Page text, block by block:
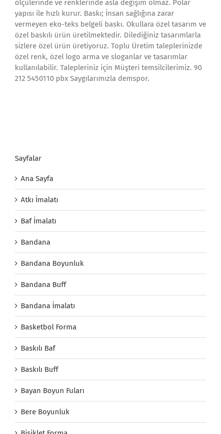
ölçülerinde ve renklerinde asla değişim olmaz. Polar
yapısı ile hızlı kurur. Baskı; İnsan sağlığına zarar
vermeyen eko-teks belgeli baskı. Okullara özel tasarım ve
özel baskılı ürün üretilmektedir. Dilediğiniz tasarımlarla
sizlere özel ürün üretiyoruz. Toplu Üretim taleplerinizde
özel renk, özel logo arma ve sloganlar ve tasarımlar
kullanılabilir. Talepleriniz için Müşteri temsilcilerimiz. 90
212 5450110 pbx Saygılarımızla demspor.
Sayfalar
Ana Sayfa
Atkı İmalatı
Baf İmalatı
Bandana
Bandana Boyunluk
Bandana Buff
Bandana İmalatı
Basketbol Forma
Baskılı Baf
Baskılı Buff
Bayan Boyun Fuları
Bere Boyunluk